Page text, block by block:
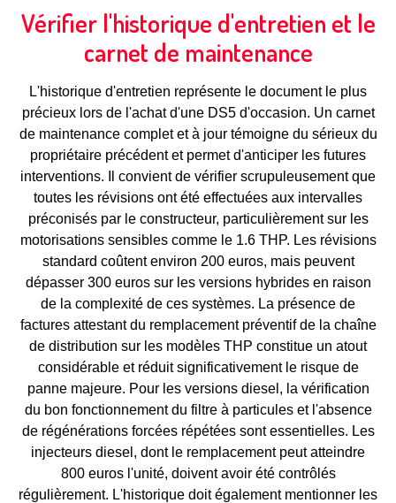
Vérifier l'historique d'entretien et le
carnet de maintenance
L'historique d'entretien représente le document le plus
précieux lors de l'achat d'une DS5 d'occasion. Un carnet
de maintenance complet et à jour témoigne du sérieux du
propriétaire précédent et permet d'anticiper les futures
interventions. Il convient de vérifier scrupuleusement que
toutes les révisions ont été effectuées aux intervalles
préconisés par le constructeur, particulièrement sur les
motorisations sensibles comme le 1.6 THP. Les révisions
standard coûtent environ 200 euros, mais peuvent
dépasser 300 euros sur les versions hybrides en raison
de la complexité de ces systèmes. La présence de
factures attestant du remplacement préventif de la chaîne
de distribution sur les modèles THP constitue un atout
considérable et réduit significativement le risque de
panne majeure. Pour les versions diesel, la vérification
du bon fonctionnement du filtre à particules et l'absence
de régénérations forcées répétées sont essentielles. Les
injecteurs diesel, dont le remplacement peut atteindre
800 euros l'unité, doivent avoir été contrôlés
régulièrement. L'historique doit également mentionner les